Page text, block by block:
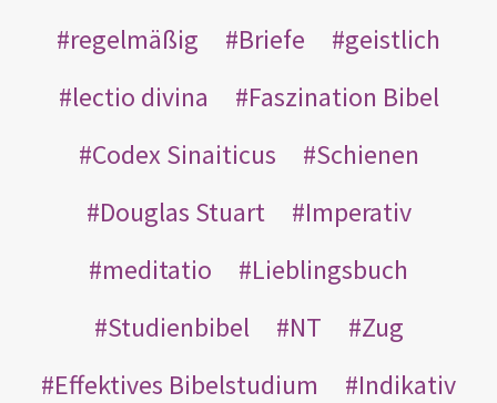
regelmäßig
Briefe
geistlich
lectio divina
Faszination Bibel
Codex Sinaiticus
Schienen
Douglas Stuart
Imperativ
meditatio
Lieblingsbuch
Studienbibel
NT
Zug
Effektives Bibelstudium
Indikativ